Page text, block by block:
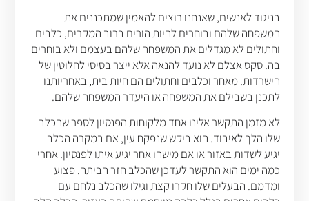
בניגוד לאנשים, שאנחנו רוצים להאמין שמתכננים את
המשפחה שלהם ובוחרים להיות הורים ברוב המקרים, כלבים
וחתולים לא מגדלים את המשפחה שלהם בעצמם ולא בוחרים
בה. סקס אצלם לא נועד להנאה אלא ייצר בסיסי לחלוטין של
הישרדות. מאחר וכלבים וחתולים הם חיות בית, באחריותנו
לתכנן בשבילם את המשפחה או היעדר המשפחה שלהם.
לא מזמן התקשר אלינו אחד מלקוחות הפנסיון לספר שהכלב
שלו הלך לאיבוד. הוא ביקש שנפקח עין, אם במקרה הכלב
יגיע לשדות באזור או אם מישהו אחר יגיע איתו לפנסיון. אחרי
כמה ימים הוא התקשר לעדכן שהכלב חזר הביתה. פצוע
ומדמם. הבעלים שלו חקרו קצת וגילו שהכלב נלחם עם